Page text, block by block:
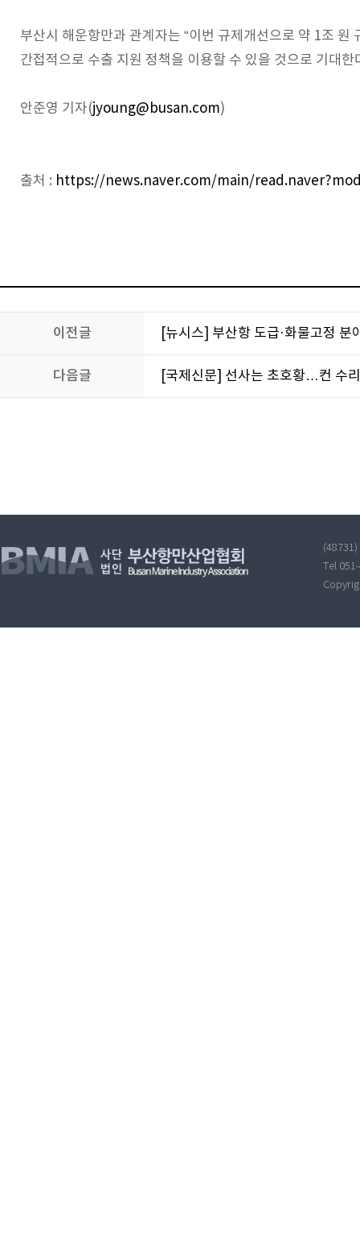
부산시 해운항만과 관계자는 “이번 규제개선으로 약 1조
간접적으로 수출 지원 정책을 이용할 수 있을 것으로 기대한
안준영 기자(jyoung@busan.com)
출처 : https://news.naver.com/main/
이전글 [뉴시스] 부산항 도급·화물고정
다음글 [국제신문] 선사는 초호황…컨 수
(48731)
Tel